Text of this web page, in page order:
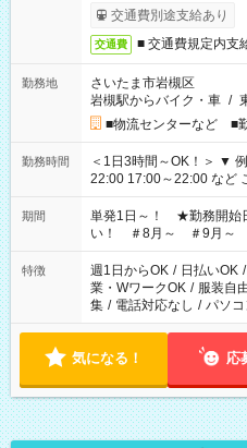
交通費別途支給あり
交通費 ■ 交通費規定内支
勤務地
さいたま市岩槻区
岩槻駅からバイク・車 /
■物流センターなど ■
勤務時間
＜1日3時間～OK！＞ ▼ 例えば… ▼ 15:00～18:00 15:00～
22:00 17:00～22:00 など こちら以外の時間もお気軽にご相談く
ださい！
期間
単発1日～！ ★勤務開始
い！ ＃8月～ ＃9月～
特徴 週1日からOK / 日払いOK /
業・WワークOK / 服装自
集 / 電話対応なし / パソ
気になる！ 応